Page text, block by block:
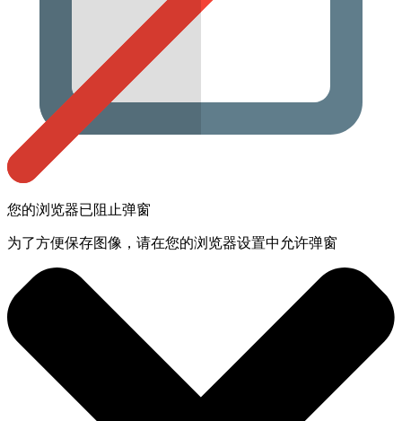
您的浏览器已阻止弹窗
为了方便保存图像，请在您的浏览器设置中允许弹窗